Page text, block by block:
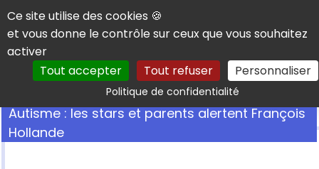
Panneau de gestion des cookies
Ce site utilise des cookies 🍪
et vous donne le contrôle sur ceux que vous souhaitez
activer
Tout accepter
Tout refuser Personnaliser
Politique de confidentialitéRechercher
Autisme : les stars et parents alertent François
Hollande